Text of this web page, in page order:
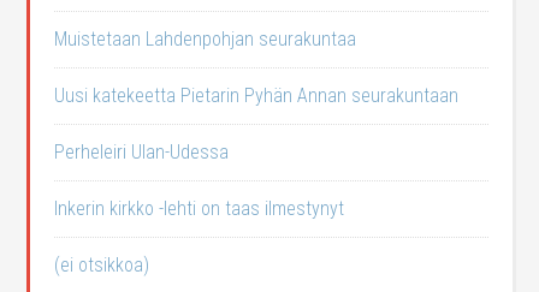
Muistetaan Lahdenpohjan seurakuntaa
Uusi katekeetta Pietarin Pyhän Annan seurakuntaan
Perheleiri Ulan-Udessa
Inkerin kirkko -lehti on taas ilmestynyt
(ei otsikkoa)